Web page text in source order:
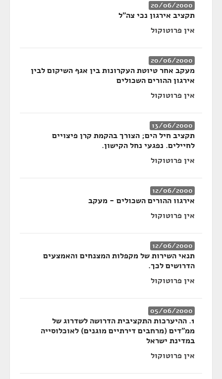
20/06/2000
תקציב אירגון נכי צה"ל
אין פרוטוקול
20/06/2000
מעקב אחר טיוטת העקרונות בין אגף השיקום לבין
אירגון ההורים השכולים
אין פרוטוקול
13/06/2000
תקציב חיל הים; הצורך בהקמת קרן פיצויים
לחיילים. נפגעי נחל הקישון.
אין פרוטוקול
12/06/2000
אירגוו ההורים השכולים - מעקב
אין פרוטוקול
12/06/2000
תנאי השירות של מקפלות המצנחים והאמצעים
הדרושים לכך.
אין פרוטוקול
05/06/2000
1. ההיערכות התקציבית הדרושה לשדרוג של
ממ"דים (מרחבים דירתיים מוגנים) לאוכלוסייה
במדינת ישראל
אין פרוטוקול